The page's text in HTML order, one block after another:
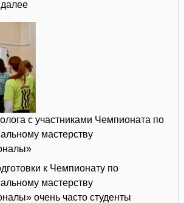
:
«Чистое
поколение
–
2025»
с участниками Чемпионата по
мастерству
к Чемпионату по
мастерству
очень часто студенты